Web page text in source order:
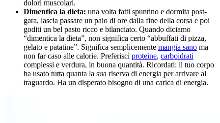
dolori muscolari.
Dimentica la dieta: una volta fatti spuntino e dormita post-
gara, lascia passare un paio di ore dalla fine della corsa e poi
goditi un bel pasto ricco e bilanciato. Quando diciamo
“dimentica la dieta”, non significa certo “abbuffati di pizza,
gelato e patatine”. Significa semplicemente mangia sano ma
non far caso alle calorie. Preferisci proteine, carboidrati
complessi e verdura, in buona quantità. Ricordati: il tuo corpo
ha usato tutta quanta la sua riserva di energia per arrivare al
traguardo. Ha un disperato bisogno di una carica di energia.